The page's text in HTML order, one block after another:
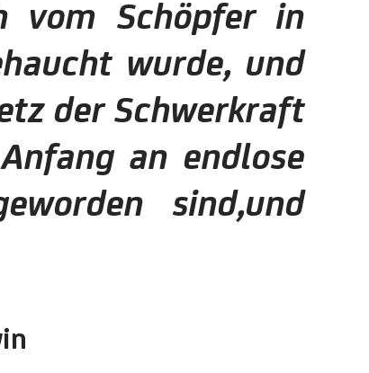
vom Schöpfer in
wurde, und
der Schwerkraft
an endlose
sind,und